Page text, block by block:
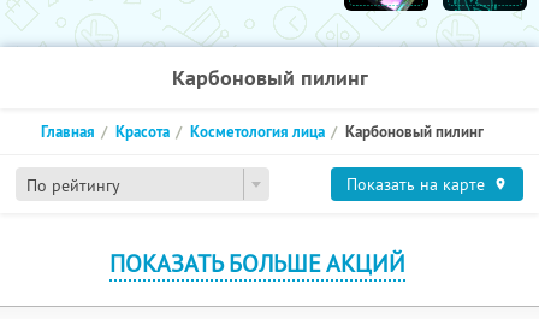
Карбоновый пилинг
По рейтингу
Главная Красота Косметология лица Карбоновый пилинг
Показать на карте
ПОКАЗАТЬ БОЛЬШЕ АКЦИЙ